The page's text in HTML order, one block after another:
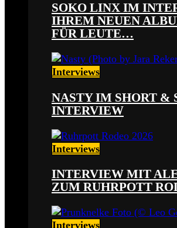
SOKO LINX IM
IHREM NEUEN
FÜR LEUTE…
Interviews
NASTY IM SHORT &
INTERVIEW
Interviews
INTERVIEW MIT
ZUM RUHRPOTT
Interviews